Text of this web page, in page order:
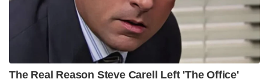
The Real Reason Steve Carell Left 'The Office'